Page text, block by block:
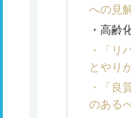
への見
高齢
「リ
とやり
「良
のある